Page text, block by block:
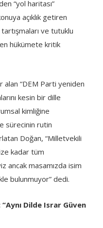
“yol haritası”
açıklık getiren
ve tutuklu
hükümete kritik
alan “DEM Parti yeniden
kesin bir dille
kimliğine
sürecinin rutin
Doğan, “Milletvekili
kadar tüm
ancak masamızda isim
bulunmuyor” dedi.
“Aynı Dilde Israr Güven